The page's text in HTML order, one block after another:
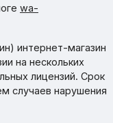
wa-
интернет-магазин
на нескольких
лицензий. Срок
случаев нарушения